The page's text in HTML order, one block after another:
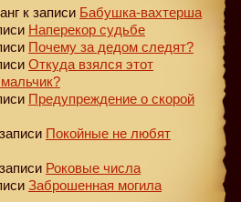
к записи Бабушка-вахтерша
Наперекор судьбе
Почему за дедом следят?
Откуда взялся этот
Предупреждение о скорой
Покойные не любят
Роковые числа
Заброшенная могила